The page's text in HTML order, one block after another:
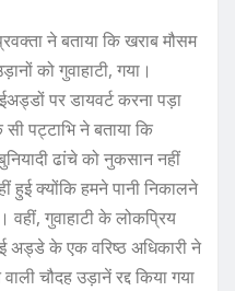
ने बताया कि खराब मौसम
को गुवाहाटी, गया।
पर डायवर्ट करना पड़ा
पट्टाभि ने बताया कि
ढांचे को नुकसान नहीं
क्योंकि हमने पानी निकालने
गुवाहाटी के लोकप्रिय
अड्डे के एक वरिष्ठ अधिकारी ने
चौदह उड़ानें रद्द किया गया